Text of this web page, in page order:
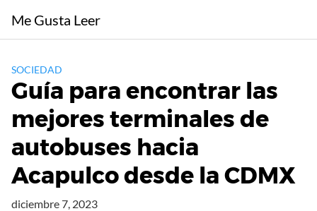
contenido
Me Gusta Leer
SOCIEDAD
Guía para encontrar las
mejores terminales de
autobuses hacia
Acapulco desde la CDMX
diciembre 7, 2023